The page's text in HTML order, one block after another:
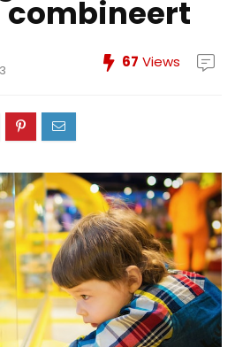
combineert
67 Views